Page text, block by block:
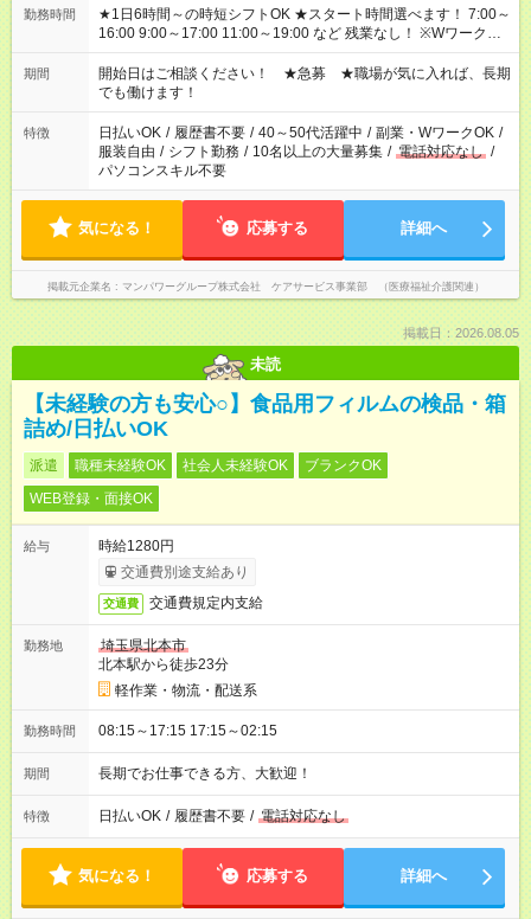
勤務時間
★1日6時間～の時短シフトOK ★スタート時間選べます！ 7:00～
16:00 9:00～17:00 11:00～19:00 など 残業なし！ ※Wワークの
場合、他のお仕事と合わせ週40時間超の就業はご案内できませ
ん ※法令に基づき、週20時間以上勤務は社会保険への加入対象
となります ※労働者派遣法（日雇い派遣の原則禁止）により、
短時間・短期間の就業はご案内が難しい場合があります
期間
開始日はご相談ください！ ★急募 ★職場が気に入れば、長期
でも働けます！
特徴 日払いOK / 履歴書不要 / 40～50代活躍中 / 副業・WワークOK /
服装自由 / シフト勤務 / 10名以上の大量募集 / 電話対応なし /
パソコンスキル不要
気になる！ 応募する 詳細へ
掲載元企業名 マンパワーグループ株式会社 ケアサービス事業部 （医療福祉介護関連）
掲載日：2026.08.05
未読
【未経験の方も安心○】食品用フィルムの検品・箱
詰め/日払いOK
派遣 職種未経験OK 社会人未経験OK
ブランクOK
WEB登録・面接OK
給与
時給1280円
交通費別途支給あり
交通費 交通費規定内支給
勤務地
埼玉県北本市
北本駅から徒歩23分
軽作業・物流・配送系
勤務時間 08:15～17:15 17:15～02:15
期間 長期でお仕事できる方、大歓迎！
特徴 日払いOK / 履歴書不要 / 電話対応なし
気になる！ 応募する 詳細へ